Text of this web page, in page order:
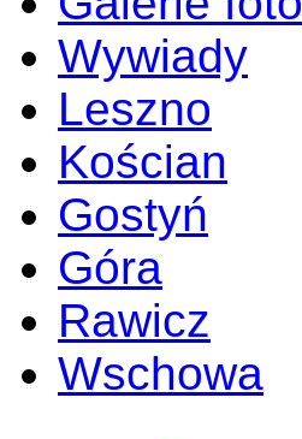
Wywiady
Leszno
Kościan
Gostyń
Góra
Rawicz
Wschowa